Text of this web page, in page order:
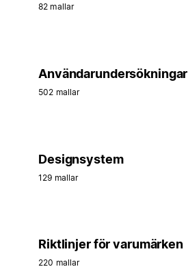
82 mallar
Användarundersökningar
502 mallar
Designsystem
129 mallar
Riktlinjer för varumärken
220 mallar